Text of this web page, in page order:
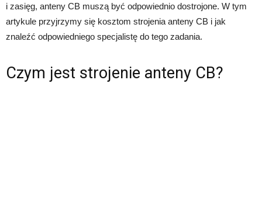
i zasięg, anteny CB muszą być odpowiednio dostrojone. W tym
artykule przyjrzymy się kosztom strojenia anteny CB i jak
znaleźć odpowiedniego specjalistę do tego zadania.
Czym jest strojenie anteny CB?